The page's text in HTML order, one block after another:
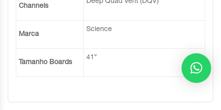
Channels
Marca
Science
Tamanho Boards
41″